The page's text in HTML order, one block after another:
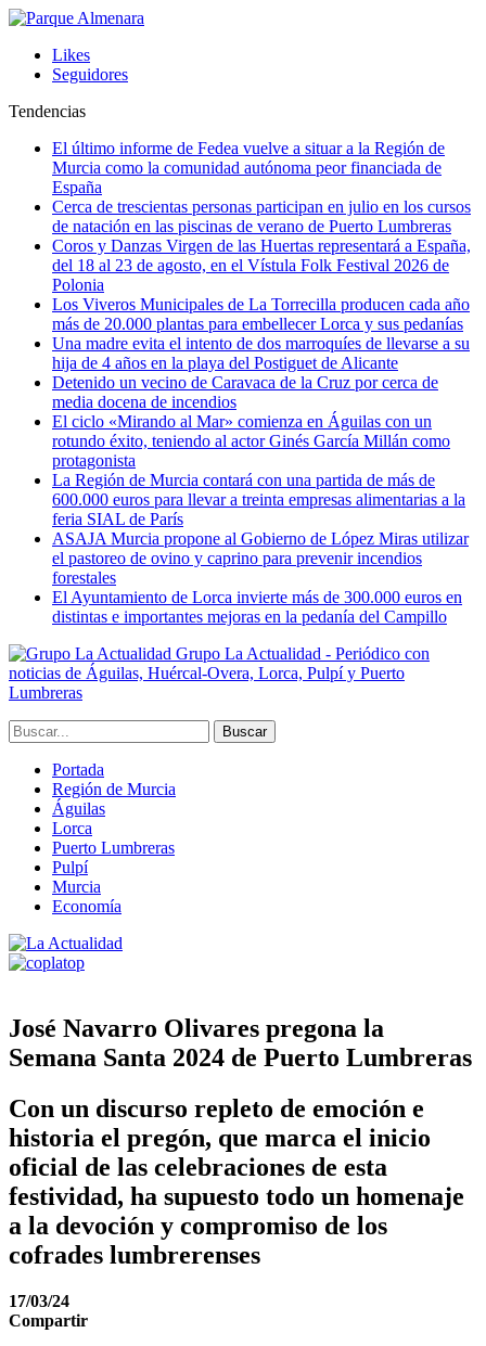
Likes
Seguidores
Tendencias
El último informe de Fedea vuelve a situar a la Región de
Murcia como la comunidad autónoma peor financiada de
España
Cerca de trescientas personas participan en julio en los cursos
de natación en las piscinas de verano de Puerto Lumbreras
Coros y Danzas Virgen de las Huertas representará a España,
del 18 al 23 de agosto, en el Vístula Folk Festival 2026 de
Polonia
Los Viveros Municipales de La Torrecilla producen cada año
más de 20.000 plantas para embellecer Lorca y sus pedanías
Una madre evita el intento de dos marroquíes de llevarse a su
hija de 4 años en la playa del Postiguet de Alicante
Detenido un vecino de Caravaca de la Cruz por cerca de
media docena de incendios
El ciclo «Mirando al Mar» comienza en Águilas con un
rotundo éxito, teniendo al actor Ginés García Millán como
protagonista
La Región de Murcia contará con una partida de más de
600.000 euros para llevar a treinta empresas alimentarias a la
feria SIAL de París
ASAJA Murcia propone al Gobierno de López Miras utilizar
el pastoreo de ovino y caprino para prevenir incendios
forestales
El Ayuntamiento de Lorca invierte más de 300.000 euros en
distintas e importantes mejoras en la pedanía del Campillo
Grupo La Actualidad - Periódico con
noticias de Águilas, Huércal-Overa, Lorca, Pulpí y Puerto
Lumbreras
Portada
Región de Murcia
Águilas
Lorca
Puerto Lumbreras
Pulpí
Murcia
Economía
José Navarro Olivares pregona la
Semana Santa 2024 de Puerto Lumbreras
Con un discurso repleto de emoción e
historia el pregón, que marca el inicio
oficial de las celebraciones de esta
festividad, ha supuesto todo un homenaje
a la devoción y compromiso de los
cofrades lumbrerenses
17/03/24
Compartir